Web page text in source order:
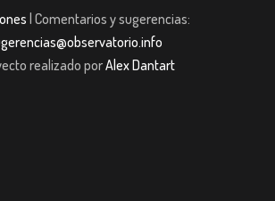
| Comentarios y sugerencias:
realizado porAlex Dantart